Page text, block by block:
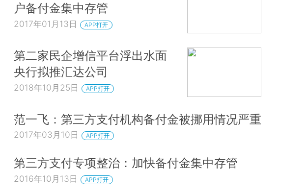
户备付金集中存管
2017年01月13日 APP打开
第二家民企增信平台浮出水面
央行拟推汇达公司
2018年10月25日 APP打开
范一飞：第三方支付机构备付金被挪用情况严重
2017年03月10日 APP打开
第三方支付专项整治：加快备付金集中存管
2016年10月13日 APP打开